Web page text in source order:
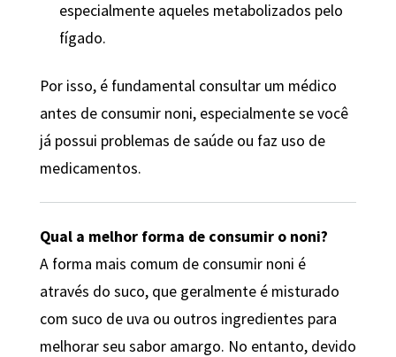
especialmente aqueles metabolizados pelo
fígado.
Por isso, é fundamental consultar um médico
antes de consumir noni, especialmente se você
já possui problemas de saúde ou faz uso de
medicamentos.
Qual a melhor forma de consumir o noni?
A forma mais comum de consumir noni é
através do suco, que geralmente é misturado
com suco de uva ou outros ingredientes para
melhorar seu sabor amargo. No entanto, devido